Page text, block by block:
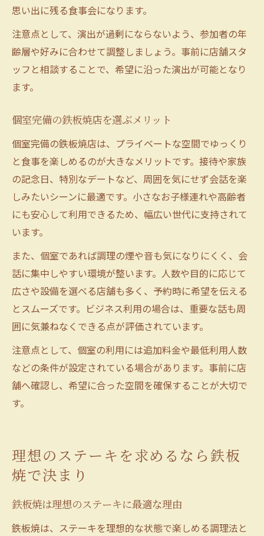
思い出に残る食事会になります。
注意点として、演出が過剰にならないよう、参加者の年
齢層や好みに合わせて調整しましょう。事前に店舗スタ
ッフと相談することで、希望に沿った演出が可能となり
ます。
個室完備の鉄板焼店を選ぶメリット
個室完備の鉄板焼店は、プライベートな空間でゆっくり
と食事を楽しめるのが大きなメリットです。接待や家族
の記念日、特別なデートなど、周囲を気にせず会話を楽
しみたいシーンに最適です。小さなお子様連れや高齢者
にも安心して利用できるため、幅広い世代に支持されて
います。
また、個室であれば調理の煙や音も気になりにくく、会
話に集中しやすい環境が整います。人数や目的に応じて
広さや設備を選べる店舗も多く、予約時に希望を伝える
とスムーズです。ビジネス利用の場合は、重要な話も周
囲に気兼ねなくできる点が評価されています。
注意点として、個室の利用には追加料金や最低利用人数
などの条件が設定されている場合があります。事前に店
舗へ確認し、希望に合った空間を確保することが大切で
す。
理想のステーキを求めるなら鉄板
焼で決まり
鉄板焼は理想のステーキに最適な理由
鉄板焼は、ステーキを理想的な状態で楽しめる調理法と